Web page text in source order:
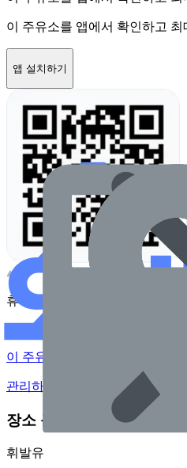
이 주유소를 앱에서 확인하고
앱 설치하기
휴대전화 카메라로 찍어보세요
이 주유소의 사장님이신가요?
관리하기
장소 근처 주유소
휘발유